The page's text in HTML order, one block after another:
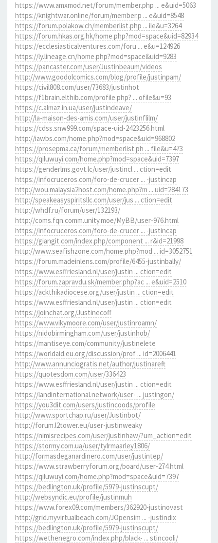
https://www.amxmod.net/forum/member.php ... e&uid=5063
https://knightwar.online/forum/member.p ... e&uid=8548
https://forum.polakow.ch/memberlist.php ... ile&u=3264
https://forum.hkas.org.hk/home.php?mod=space&uid=82934
https://ecclesiasticalventures.com/foru ... e&u=124926
https://ly.lineage.cn/home.php?mod=space&uid=9283
https://pancaster.com/user/Justinbeaum/videos
http://www.goodolcomics.com/blog/profile/justinpam/
https://civil808.com/user/73683/justinhot
https://f1brain.elthib.com/profile.php? ... ofile&u=93
https://c.almaz.in.ua/user/justindeave/
http://la-maison-des-amis.com/user/justinflilm/
https://cdss.snw999.com/space-uid-2423256.html
http://iawbs.com/home.php?mod=space&uid=968802
https://prosepma.ca/forum/memberlist.ph ... file&u=473
https://qiluwuyi.com/home.php?mod=space&uid=7397
https://genderlms.govt.lc/user/justincl ... ction=edit
https://infocruceros.com/foro-de-crucer ... -justincap
http://wou.malaysia2host.com/home.php?m ... uid=284173
http://speakeasyspiritsllc.com/user/jus ... ction=edit
http://whdf.ru/forum/user/132193/
http://coms.fqn.comm.unity.moe/MyBB/user-976.html
https://infocruceros.com/foro-de-crucer ... -justincap
https://giangit.com/index.php/component ... r&id=21998
http://www.seafishzone.com/home.php?mod ... id=3052751
https://forum.madeinlens.com/profile/6455-justinbally/
https://www.esffriesland.nl/user/justin ... ction=edit
https://forum.zapravdu.sk/member.php?ac ... e&uid=2510
https://ackthikadiocese.org/user/justin ... ction=edit
https://www.esffriesland.nl/user/justin ... ction=edit
https://joinchat.org/Justinecoff
https://www.vikymoore.com/user/justinroamn/
https://nidobirmingham.com/user/justinhob/
https://mantiseye.com/community/justinelete
https://worldaid.eu.org/discussion/prof ... id=2006441
http://www.annunciogratis.net/author/justinareft
https://quotesdom.com/user/336423
https://www.esffriesland.nl/user/justin ... ction=edit
https://landinternational.network/user- ... justingon/
https://you3dit.com/users/justincoods/profile
http://www.sportchap.ru/user/Justinbot/
http://forum.l2tower.eu/user-justinweaky
https://nimisrecipes.com/user/justinhaw/?um_action=edit
https://stormy.com.ua/user/tylrmaarley1806/
http://formasdeganardinero.com/user/justintep/
https://www.strawberryforum.org/board/user-274.html
https://qiluwuyi.com/home.php?mod=space&uid=7397
https://bedlington.uk/profile/5979-justinscupt/
http://websyndic.eu/profile/justinmuh
https://www.forex09.com/members/362920-justinovast
http://grid.myvirtualbeach.com/JOpensim ... -justindix
https://bedlington.uk/profile/5979-justinscupt/
https://wethenegro.com/index.php/black- ... stincooli/